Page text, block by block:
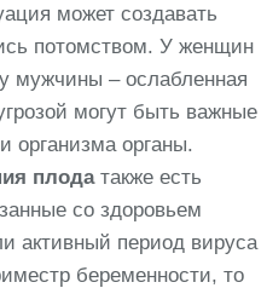
может создавать
потомством. У женщин
мужчины – ослабленная
могут быть важные
организма органы.
плодатакже есть
со здоровьем
активный период вируса
беременности, то